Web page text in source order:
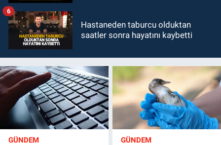
Hastaneden taburcu olduktan
saatler sonra hayatını kaybetti
6
GÜNDEM GÜNDEM